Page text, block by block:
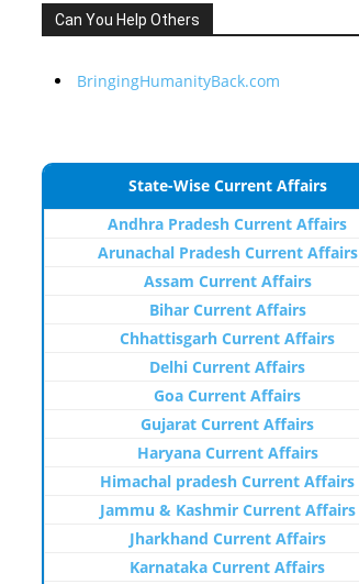
Can You Help Others
BringingHumanityBack.com
State-Wise Current Affairs
Andhra Pradesh Current Affairs
Arunachal Pradesh Current Affairs
Assam Current Affairs
Bihar Current Affairs
Chhattisgarh Current Affairs
Delhi Current Affairs
Goa Current Affairs
Gujarat Current Affairs
Haryana Current Affairs
Himachal pradesh Current Affairs
Jammu & Kashmir Current Affairs
Jharkhand Current Affairs
Karnataka Current Affairs